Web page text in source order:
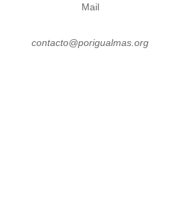
Mail
contacto@porigualmas.org